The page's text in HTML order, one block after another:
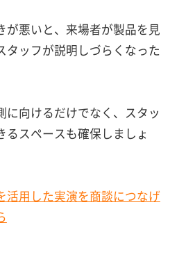
が悪いと、来場者が製品を見
タッフが説明しづらくなった
に向けるだけでなく、スタッ
るスペースも確保しましょ
活用した実演を商談につなげ